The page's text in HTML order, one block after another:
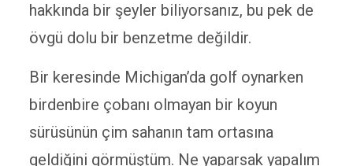
hakkında bir şeyler biliyorsanız, bu pek de
övgü dolu bir benzetme değildir.
Bir keresinde Michigan’da golf oynarken
birdenbire çobanı olmayan bir koyun
sürüsünün çim sahanın tam ortasına
geldiğini görmüştüm. Ne yaparsak yapalım